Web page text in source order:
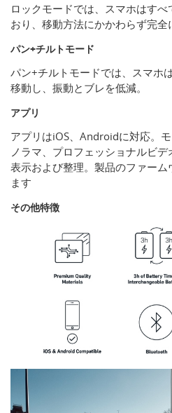
ロックモードでは、スマホはす
おり、移動方法にかかわらず完全
パン+チルトモード
パン+チルトモードでは、スマホ
移動し、振動とブレを低減。
アプリ
アプリはiOS、Androidに対応。
ノラマ、プロフェッショナルビ
表示および整理。製品のファー
ます
その他特徴